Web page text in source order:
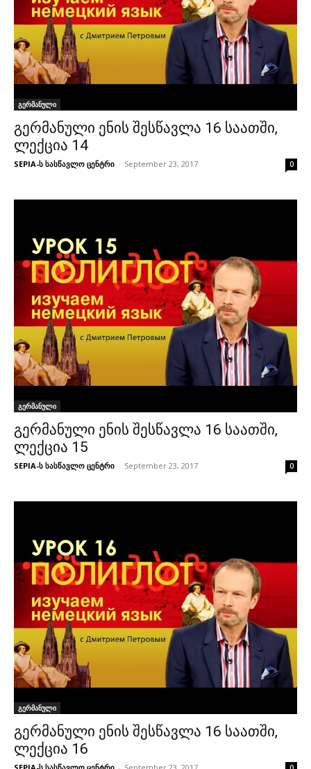
გერმანული
გერმანული ენის შესწავლა 16 საათში,
ლექცია 14
SEPIA-ს სასწავლო ცენტრი - September 23, 2017 0
გერმანული
გერმანული ენის შესწავლა 16 საათში,
ლექცია 15
SEPIA-ს სასწავლო ცენტრი - September 23, 2017 0
გერმანული
გერმანული ენის შესწავლა 16 საათში,
ლექცია 16